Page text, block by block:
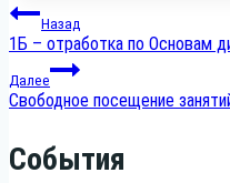
Навигация
по
записям
Назад
1Б – отработка по Основам
Далее
Свободное посещение
События